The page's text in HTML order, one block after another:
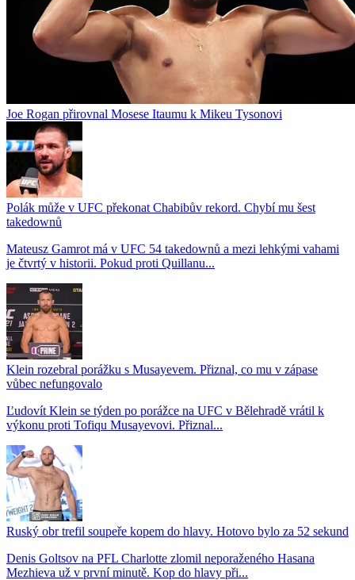
Joe Rogan přirovnal Mosese Itaumu k Mikeu Tysonovi
Polák může v UFC překonat Chabibův rekord. Chybí mu šest
takedownů
Mateusz Gamrot má v UFC 54 takedownů a mezi lehkými vahami
je čtvrtý v historii. Pokud proti Quillanu...
Klein rozebral porážku s Musayevem. Přiznal, co mu v zápase
vůbec nefungovalo
Ľudovít Klein se týden po porážce na UFC v Bělehradě vrátil k
výkonu proti Tofiqu Musayevovi. Přiznal...
Ruský obr trefil soupeře kopem do hlavy. Hotovo bylo za 52 sekund
Denis Goltsov na PFL Charlotte zlomil neporaženého Hasana
Mezhieva už v první minutě. Kop do hlavy při...